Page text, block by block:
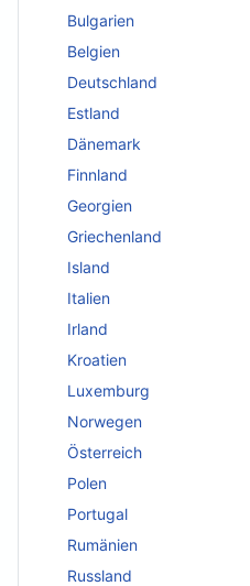
Bulgarien
Belgien
Deutschland
Estland
Dänemark
Finnland
Georgien
Griechenland
Island
Italien
Irland
Kroatien
Luxemburg
Norwegen
Österreich
Polen
Portugal
Rumänien
Russland